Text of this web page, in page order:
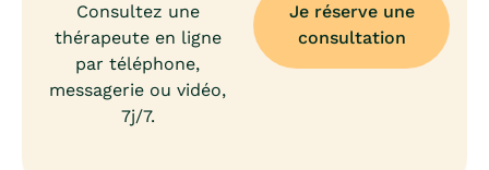
Consultez une
thérapeute en ligne
par téléphone,
messagerie ou vidéo,
7j/7.
Je réserve une
consultation